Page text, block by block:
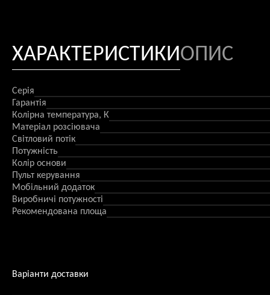
ХАРАКТЕРИСТИКИОПИС
Серія
Гарантія
Колірна температура, К
Матеріал розсіювача
Світловий потік
Потужність
Колір основи
Пульт керування
Мобільний додаток
Виробничі потужності
Рекомендована площа
Варіанти доставки